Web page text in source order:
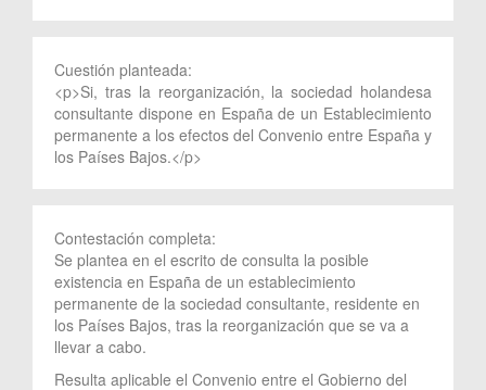
Cuestión planteada:
<p>Si, tras la reorganización, la sociedad holandesa
consultante dispone en España de un Establecimiento
permanente a los efectos del Convenio entre España y
los Países Bajos.</p>
Contestación completa:
Se plantea en el escrito de consulta la posible
existencia en España de un establecimiento
permanente de la sociedad consultante, residente en
los Países Bajos, tras la reorganización que se va a
llevar a cabo.
Resulta aplicable el Convenio entre el Gobierno del